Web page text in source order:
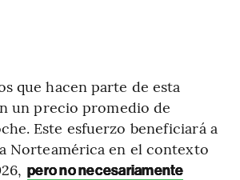
que hacen parte de esta
un precio promedio de
Este esfuerzo beneficiará a
Norteamérica en el contexto
pero no necesariamente